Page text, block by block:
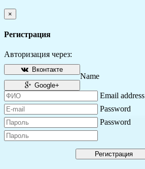
×
Регистрация
Авторизация через:
Вконтакте
Google+
Name
Email address
Password
Password
Регистрация